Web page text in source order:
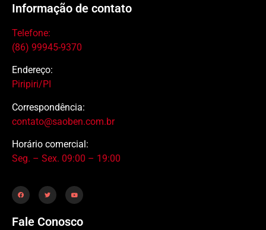
Informação de contato
Telefone:
(86) 99945-9370
Endereço:
Piripiri/PI
Correspondência:
contato@saoben.com.br
Horário comercial:
Seg. – Sex. 09:00 – 19:00
Fale Conosco